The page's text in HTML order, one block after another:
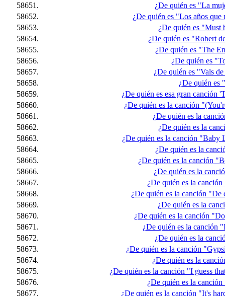
58651.
¿De quién es "La
58652.
¿De quién es "Los años
58653.
¿De quién es "Must
58654.
¿De quién es "Robert
58655.
¿De quién es "The
58656.
¿De quién es
58657.
¿De quién es "Vals
58658.
¿De quién es
58659.
¿De quién es esa gran canción
58660.
¿De quién es la canción
58661.
¿De quién es la
58662.
¿De quién es la
58663.
¿De quién es la canción "Baby
58664.
¿De quién es la
58665.
¿De quién es la canción
58666.
¿De quién es la
58667.
¿De quién es la
58668.
¿De quién es la canción "De
58669.
¿De quién es la
58670.
¿De quién es la canción
58671.
¿De quién es la canción
58672.
¿De quién es la
58673.
¿De quién es la canción
58674.
¿De quién es la
58675.
¿De quién es la canción "I guess
58676.
¿De quién es la
58677.
¿De quién es la canción "It's